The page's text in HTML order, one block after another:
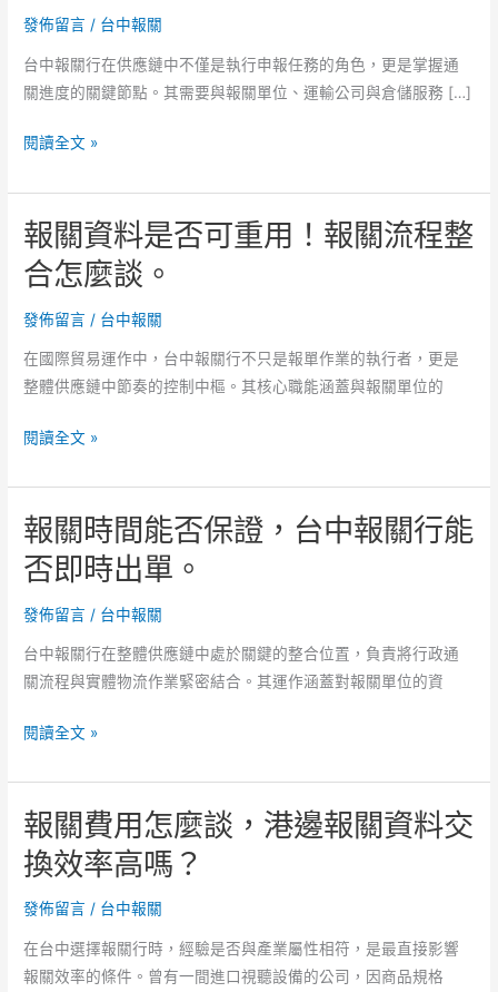
發佈留言 / 台中報關
台中報關行在供應鏈中不僅是執行申報任務的角色，更是掌握通
關進度的關鍵節點。其需要與報關單位、運輸公司與倉儲服務 […]
報
流
程
與
報
稅
異！
合
方
否
可
彈
性
調
整！
閱讀全文 »
報關資料是否可重用！報關流程整
合怎麼談。
發佈留言 / 台中報關
在國際貿易運作中，台中報關行不只是報單作業的執行者，更是
整體供應鏈中節奏的控制中樞。其核心職能涵蓋與報關單位的
報
資
料
是
否
可
用！
報
流
合
怎
麼
談。
閱讀全文 »
報關時間能否保證，台中報關行能
否即時出單。
發佈留言 / 台中報關
台中報關行在整體供應鏈中處於關鍵的整合位置，負責將行政通
關流程與實體物流作業緊密結合。其運作涵蓋對報關單位的資
報
時
間
能
否
保
台
中
閱讀全文 »
報關費用怎麼談，港邊報關資料交
換效率高嗎？
發佈留言 / 台中報關
在台中選擇報關行時，經驗是否與產業屬性相符，是最直接影響
報關效率的條件。曾有一間進口視聽設備的公司，因商品規格